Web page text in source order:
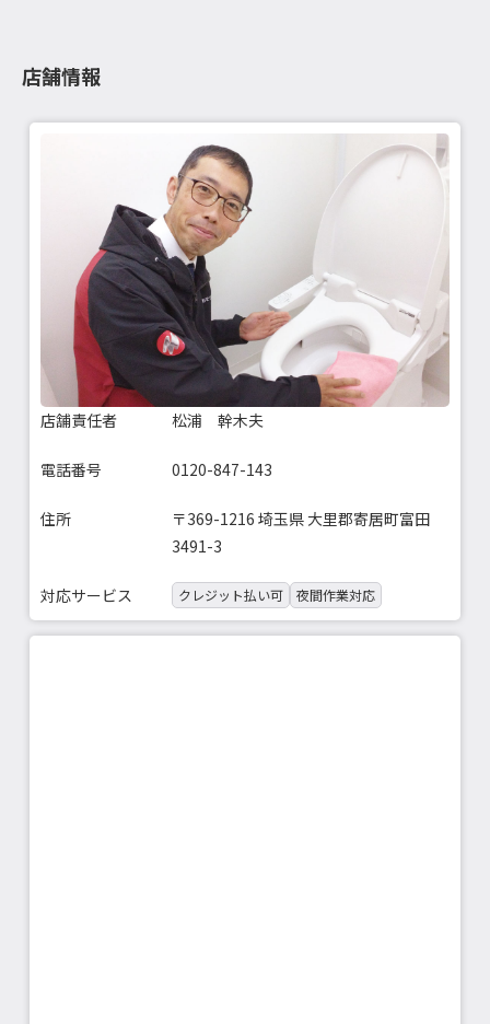
店舗情報
店舗責任者 松浦 幹木夫
電話番号 0120-847-143
住所
〒369-1216 埼玉県 大里郡寄居町富田
3491-3
対応サービス クレジット払い可 夜間作業対応